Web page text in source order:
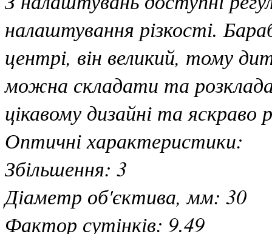
налаштування різкості.
центрі, він великий, тому
можна складати та
цікавому дизайні та яскраво
Оптичні характеристики:
Збільшення: 3
Діаметр об'єктива, мм: 30
Фактор сутінків: 9.49